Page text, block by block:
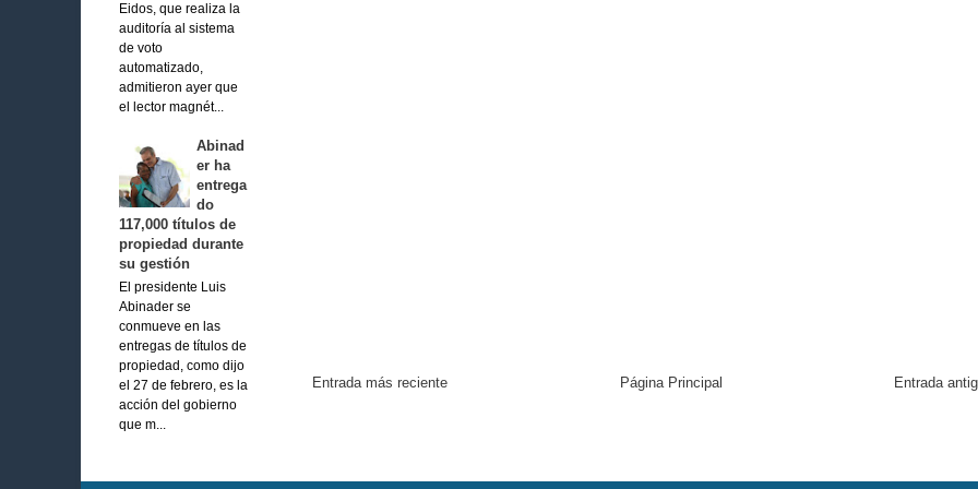
Eidos, que realiza la
auditoría al sistema
de voto
automatizado,
admitieron ayer que
el lector magnét...
Abinad
er ha
entrega
do
117,000 títulos de
propiedad durante
su gestión
El presidente Luis
Abinader se
conmueve en las
entregas de títulos de
propiedad, como dijo
el 27 de febrero, es la
acción del gobierno
que m...
Entrada más reciente Entrada
Página Principal